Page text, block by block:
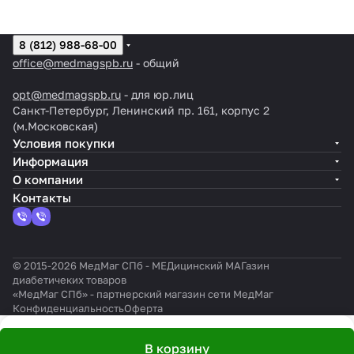
В корзину
8 (812) 988-68-00
office@medmagspb.ru - общий
opt@medmagspb.ru - для юр.лиц
Санкт-Петербург, Ленинский пр. 161, корпус 2
(м.Московская)
Условия покупки
Информация
О компании
Контакты
© 2015-2026 МедМаг СПб - МЕДицинский МАГазин
диабетичеких товаров
«МедМаг СПб» - партнерский магазин сети МедМаг
КонфиденциальностьОферта